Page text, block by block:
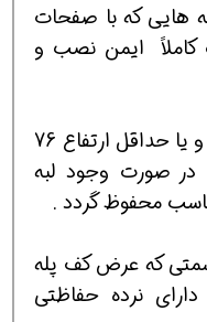
پله هایی که با صفحات
کاملاً ایمن نصب و
ماده31ـ راه پله با بیش از چهار پله و یا حداقل ارتفاع 76
در صورت وجود لبه
محفوظ گردد .
در سمتی که عرض کف پله
می‌رسد دارای نرده حفاظتی